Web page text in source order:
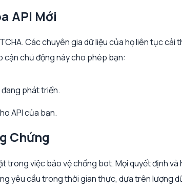
API Mới
Các chuyên gia dữ liệu của họ liên tục
cận chủ động này cho phép bạn:
phát triển.
API của bạn.
Chứng
trong việc bảo vệ chống bot. Mọi quyết định
yêu cầu trong thời gian thực, dựa trên lượng